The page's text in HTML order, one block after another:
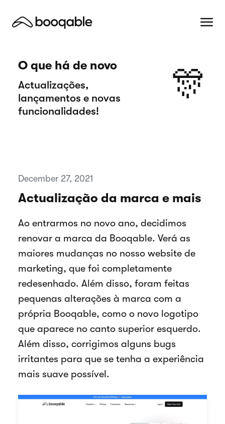
O que há de novo
Actualizações,
lançamentos e novas
funcionalidades!
🎊
December 27, 2021
Actualização da marca e mais
Ao entrarmos no novo ano, decidimos
renovar a marca da Booqable. Verá as
maiores mudanças no nosso website de
marketing, que foi completamente
redesenhado. Além disso, foram feitas
pequenas alterações à marca com a
própria Booqable, como o novo logotipo
que aparece no canto superior esquerdo.
Além disso, corrigimos alguns bugs
irritantes para que se tenha a experiência
mais suave possível.